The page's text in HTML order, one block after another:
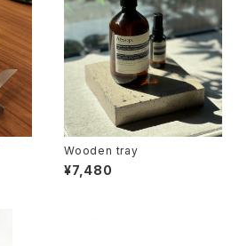
Wooden tray
¥7,480